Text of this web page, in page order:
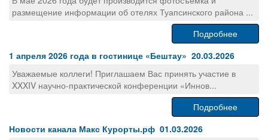
размещение информации об отелях Туапсинского района ...
Подробнее
1 апреля 2026 года в гостинице «Бештау» 20.03.2026
Уважаемые коллеги! Приглашаем Вас принять участие в
XXXIV научно-практической конференции «Иннов...
Подробнее
Новости канала Макс Курорты.рф 01.03.2026